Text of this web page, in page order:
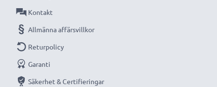
Anslutning 2: USB A adapter
Version: USB 2.0
Färg: svart
Optimerad för bland annat:
Kontakt
Allmänna affärsvillkor
Returpolicy
Garanti
Säkerhet & Certifieringar